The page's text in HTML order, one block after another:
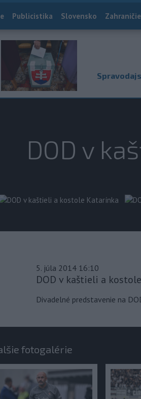
Publicistika Slovensko Zahraničie
DOD v
5. júla 2014 16:10
DOD v kaštieli a
Divadelné predstavenie na
fotogalérie